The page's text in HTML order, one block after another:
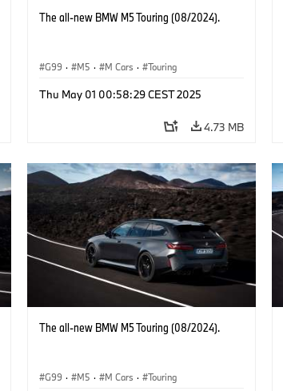
The all-new BMW M5 Touring (08/2024).
G99 · M5 · M Cars · Touring
Thu May 01 00:58:29 CEST 2025
4.73 MB
The all-new BMW M5 Touring (08/2024).
G99 · M5 · M Cars · Touring